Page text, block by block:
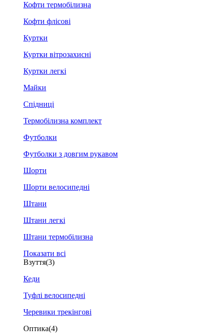
Кофти термобілизна
Кофти флісові
Куртки
Куртки вітрозахисні
Куртки легкі
Майки
Спідниці
Термобілизна комплект
Футболки
Футболки з довгим рукавом
Шорти
Шорти велосипедні
Штани
Штани легкі
Штани термобілизна
Показати всі
Взуття(3)
Кеди
Туфлі велосипедні
Черевики трекінгові
Оптика(4)